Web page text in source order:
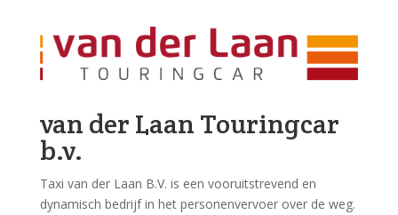
van der Laan Touringcar
b.v.
Taxi van der Laan B.V. is een vooruitstrevend en
dynamisch bedrijf in het personenvervoer over de weg.